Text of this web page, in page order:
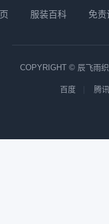
服装百科 免责
COPYRIGHT © 辰飞雨
百度 腾讯